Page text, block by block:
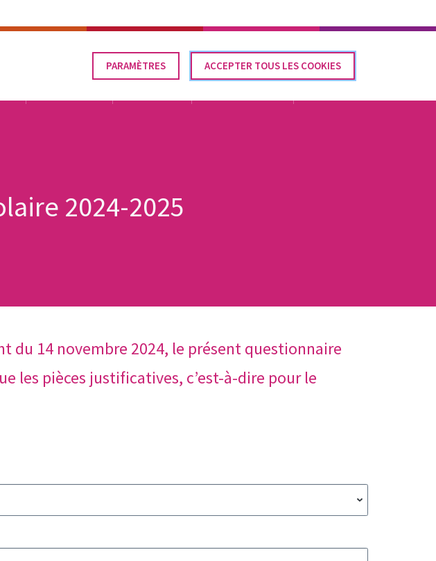
PARAMÈTRES ACCEPTER TOUS LES COOKIES
RETIRER
LE
ÉGALITÉ DES CHANCES CONTACT FR Élections communales 2024
2024-2025
du 14 novembre 2024, le présent questionnaire
les pièces justificatives, c’est-à-dire pour le